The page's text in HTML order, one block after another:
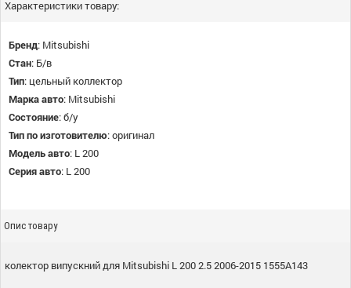
Характеристики товару:
Бренд: Mitsubishi
Стан: Б/в
Тип: цельный коллектор
Марка авто: Mitsubishi
Состояние:б/у
Тип по изготовителю:оригинал
Модель авто: L 200
Серия авто: L 200
Опис товару
колектор випускний для Mitsubishi L 200 2.5 2006-2015 1555A143